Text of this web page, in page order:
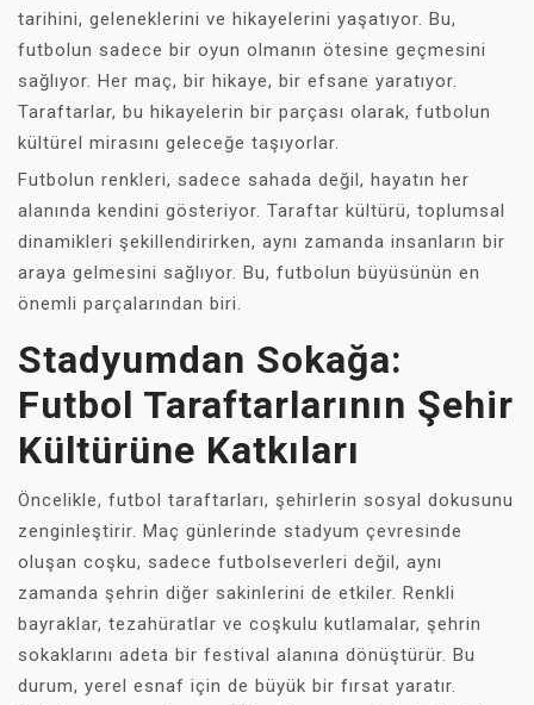
tarihini, geleneklerini ve hikayelerini yaşatıyor. Bu,
futbolun sadece bir oyun olmanın ötesine geçmesini
sağlıyor. Her maç, bir hikaye, bir efsane yaratıyor.
Taraftarlar, bu hikayelerin bir parçası olarak, futbolun
kültürel mirasını geleceğe taşıyorlar.
Futbolun renkleri, sadece sahada değil, hayatın her
alanında kendini gösteriyor. Taraftar kültürü, toplumsal
dinamikleri şekillendirirken, aynı zamanda insanların bir
araya gelmesini sağlıyor. Bu, futbolun büyüsünün en
önemli parçalarından biri.
Stadyumdan Sokağa:
Futbol Taraftarlarının Şehir
Kültürüne Katkıları
Öncelikle, futbol taraftarları, şehirlerin sosyal dokusunu
zenginleştirir. Maç günlerinde stadyum çevresinde
oluşan coşku, sadece futbolseverleri değil, aynı
zamanda şehrin diğer sakinlerini de etkiler. Renkli
bayraklar, tezahüratlar ve coşkulu kutlamalar, şehrin
sokaklarını adeta bir festival alanına dönüştürür. Bu
durum, yerel esnaf için de büyük bir fırsat yaratır.